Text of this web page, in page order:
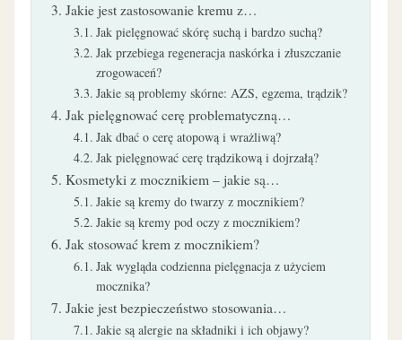
Jakie jest zastosowanie kremu z…
Jak pielęgnować skórę suchą i bardzo suchą?
Jak przebiega regeneracja naskórka i złuszczanie
zrogowaceń?
Jakie są problemy skórne: AZS, egzema, trądzik?
Jak pielęgnować cerę problematyczną…
Jak dbać o cerę atopową i wrażliwą?
Jak pielęgnować cerę trądzikową i dojrzałą?
Kosmetyki z mocznikiem – jakie są…
Jakie są kremy do twarzy z mocznikiem?
Jakie są kremy pod oczy z mocznikiem?
Jak stosować krem z mocznikiem?
Jak wygląda codzienna pielęgnacja z użyciem
mocznika?
Jakie jest bezpieczeństwo stosowania…
Jakie są alergie na składniki i ich objawy?